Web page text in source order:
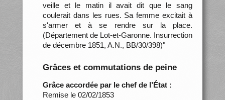
veille et le matin il avait dit que le sang
coulerait dans les rues. Sa femme excitait à
s'armer et à se rendre sur la place.
(Département de Lot-et-Garonne. Insurrection
de décembre 1851, A.N., BB/30/398)"
Grâces et commutations de peine
Grâce accordée par le chef de l’État :
Remise le 02/02/1853